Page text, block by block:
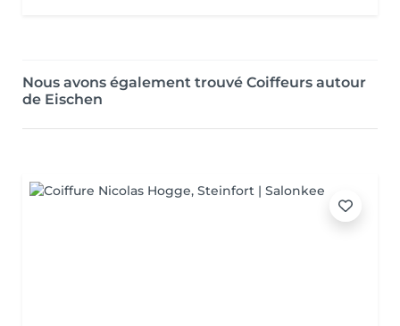
Nous avons également trouvé Coiffeurs autour
de Eischen